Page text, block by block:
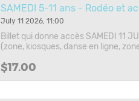
SAMEDI 5-11 ans - Rodéo et
July 11 2026, 11:00
Billet qui donne accès SAMEDI 11
(zone, kiosques, danse en ligne,
$17.00